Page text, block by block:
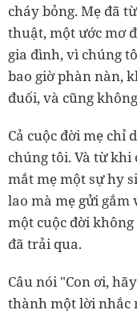
cháy bỏng. Mẹ đã
thuật, một ước mơ
gia đình, vì chúng
bao giờ phàn nàn,
đuối, và cũng
Cả cuộc đời mẹ
chúng tôi. Và từ
mắt mẹ một sự hy
lao mà mẹ gửi gắm
một cuộc đời
đã trải qua.
Câu nói "Con ơi,
thành một lời nhắc